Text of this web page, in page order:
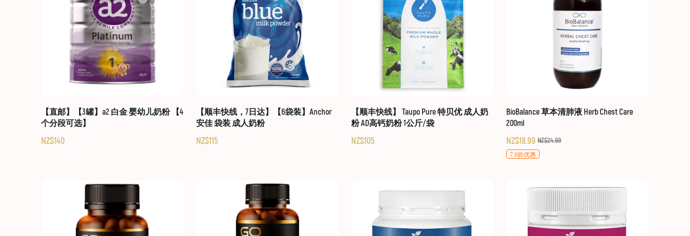
【直邮】【3罐】a2 白金 婴幼儿奶粉 【4
个分段可选】
NZ$140
【顺丰快线，7日达】【6袋装】Anchor
安佳 袋装 成人奶粉
NZ$115
【顺丰快线】 Taupo Pure 特贝优 成人奶
粉 AD高钙奶粉 1公斤/袋
NZ$105
BioBalance 草本清肺液 Herb Chest Care
200ml
NZ$18.99 NZ$24.99
7.6折优惠